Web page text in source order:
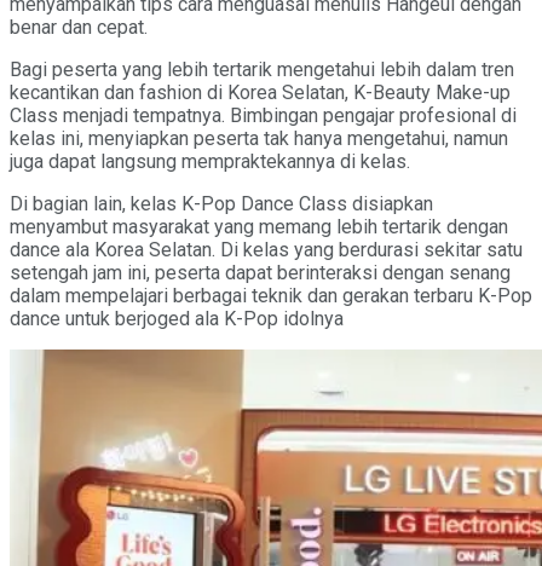
benar dan cepat.
Bagi peserta yang lebih tertarik mengetahui lebih dalam tren
kecantikan dan fashion di Korea Selatan, K-Beauty Make-up
Class menjadi tempatnya. Bimbingan pengajar profesional di
kelas ini, menyiapkan peserta tak hanya mengetahui, namun
juga dapat langsung mempraktekannya di kelas.
Di bagian lain, kelas K-Pop Dance Class disiapkan
menyambut masyarakat yang memang lebih tertarik dengan
dance ala Korea Selatan. Di kelas yang berdurasi sekitar satu
setengah jam ini, peserta dapat berinteraksi dengan senang
dalam mempelajari berbagai teknik dan gerakan terbaru K-Pop
dance untuk berjoged ala K-Pop idolnya